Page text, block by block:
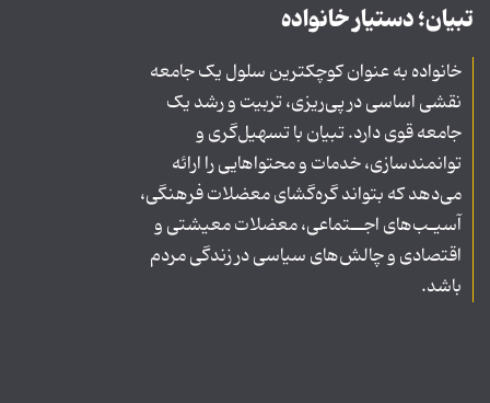
تبیان؛ دستیار خانواده
خانواده به عنوان کوچکترین سلول یک جامعه
نقشی اساسی در پی‌ریزی، تربیت و رشد یک
جامعه قوی دارد. تبیان با تسهیل‌گری و
توانمندسازی، خدمات و محتواهایی را ارائه
می‌دهد که بتواند گره‌گشای معضلات فرهنگی،
آسیـب‌های اجــتماعی، معضلات معیشتی و
اقتصادی و چالش‌های سیاسی در زندگی مردم
باشد.